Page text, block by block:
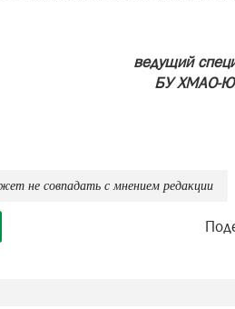
ведущий
БУ ХМАО-
не совпадать с мнением редакции